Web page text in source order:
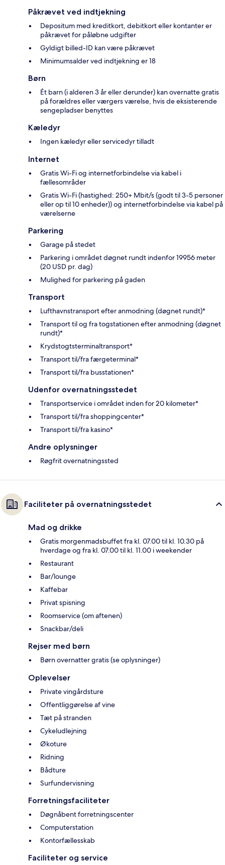
Påkrævet ved indtjekning
Depositum med kreditkort, debitkort eller kontanter er
påkrævet for påløbne udgifter
Gyldigt billed-ID kan være påkrævet
Minimumsalder ved indtjekning er 18
Børn
Ét barn (i alderen 3 år eller derunder) kan overnatte gratis
på forældres eller værgers værelse, hvis de eksisterende
sengepladser benyttes
Kæledyr
Ingen kæledyr eller servicedyr tilladt
Internet
Gratis Wi-Fi og internetforbindelse via kabel i
fællesområder
Gratis Wi-Fi (hastighed: 250+ Mbit/s (godt til 3-5 personer
eller op til 10 enheder)) og internetforbindelse via kabel på
værelserne
Parkering
Garage på stedet
Parkering i området døgnet rundt indenfor 19956 meter
(20 USD pr. dag)
Mulighed for parkering på gaden
Transport
Lufthavnstransport efter anmodning (døgnet rundt)*
Transport til og fra togstationen efter anmodning (døgnet
rundt)*
Krydstogtsterminaltransport*
Transport til/fra færgeterminal*
Transport til/fra busstationen*
Udenfor overnatningsstedet
Transportservice i området inden for 20 kilometer*
Transport til/fra shoppingcenter*
Transport til/fra kasino*
Andre oplysninger
Røgfrit overnatningssted
Faciliteter på overnatningsstedet
Mad og drikke
Gratis morgenmadsbuffet fra kl. 07.00 til kl. 10.30 på
hverdage og fra kl. 07.00 til kl. 11.00 i weekender
Restaurant
Bar/lounge
Kaffebar
Privat spisning
Roomservice (om aftenen)
Snackbar/deli
Rejser med børn
Børn overnatter gratis (se oplysninger)
Oplevelser
Private vingårdsture
Offentliggørelse af vine
Tæt på stranden
Cykeludlejning
Økoture
Ridning
Bådture
Surfundervisning
Forretningsfaciliteter
Døgnåbent forretningscenter
Computerstation
Kontorfællesskab
Faciliteter og service